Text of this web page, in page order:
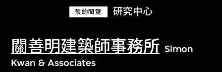
預約閱覽 研究中心
關善明建築師事務所 Simon
Kwan & Associates
文化藏品。